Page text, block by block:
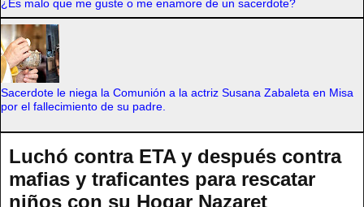
¿Es malo que me guste o me enamore de un sacerdote?
Sacerdote le niega la Comunión a la actriz Susana Zabaleta en Misa
por el fallecimiento de su padre.
Luchó contra ETA y después contra
mafias y traficantes para rescatar
niños con su Hogar Nazaret